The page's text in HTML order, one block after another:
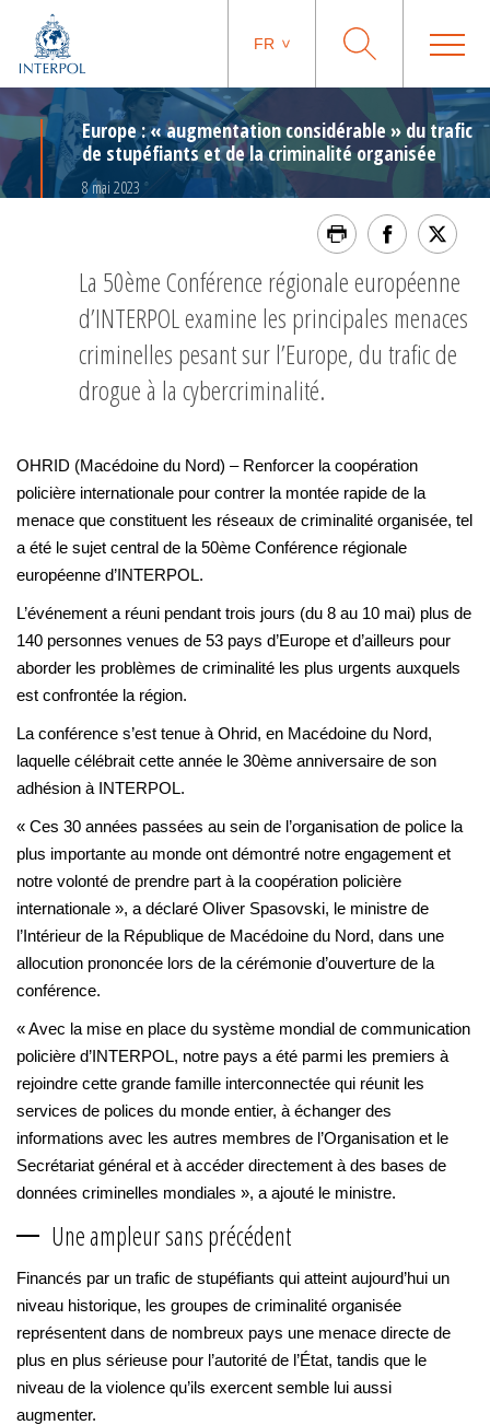
FR
Europe : « augmentation considérable » du trafic
de stupéfiants et de la criminalité organisée
8 mai 2023
La 50ème Conférence régionale européenne
d’INTERPOL examine les principales menaces
criminelles pesant sur l’Europe, du trafic de
drogue à la cybercriminalité.
OHRID (Macédoine du Nord) – Renforcer la coopération
policière internationale pour contrer la montée rapide de la
menace que constituent les réseaux de criminalité organisée, tel
a été le sujet central de la 50ème Conférence régionale
européenne d’INTERPOL.
L’événement a réuni pendant trois jours (du 8 au 10 mai) plus de
140 personnes venues de 53 pays d’Europe et d’ailleurs pour
aborder les problèmes de criminalité les plus urgents auxquels
est confrontée la région.
La conférence s’est tenue à Ohrid, en Macédoine du Nord,
laquelle célébrait cette année le 30ème anniversaire de son
adhésion à INTERPOL.
« Ces 30 années passées au sein de l’organisation de police la
plus importante au monde ont démontré notre engagement et
notre volonté de prendre part à la coopération policière
internationale », a déclaré Oliver Spasovski, le ministre de
l’Intérieur de la République de Macédoine du Nord, dans une
allocution prononcée lors de la cérémonie d’ouverture de la
conférence.
« Avec la mise en place du système mondial de communication
policière d’INTERPOL, notre pays a été parmi les premiers à
rejoindre cette grande famille interconnectée qui réunit les
services de polices du monde entier, à échanger des
informations avec les autres membres de l’Organisation et le
Secrétariat général et à accéder directement à des bases de
données criminelles mondiales », a ajouté le ministre.
Une ampleur sans précédent
Financés par un trafic de stupéfiants qui atteint aujourd’hui un
niveau historique, les groupes de criminalité organisée
représentent dans de nombreux pays une menace directe de
plus en plus sérieuse pour l’autorité de l’État, tandis que le
niveau de la violence qu’ils exercent semble lui aussi
augmenter.